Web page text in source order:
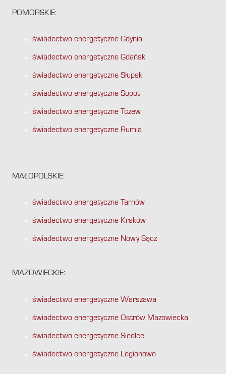
POMORSKIE:
świadectwo energetyczne Gdynia
świadectwo energetyczne Gdańsk
świadectwo energetyczne Słupsk
świadectwo energetyczne Sopot
świadectwo energetyczne Tczew
świadectwo energetyczne Rumia
MAŁOPOLSKIE:
świadectwo energetyczne Tarnów
świadectwo energetyczne Kraków
świadectwo energetyczne Nowy Sącz
MAZOWIECKIE:
świadectwo energetyczne Warszawa
świadectwo energetyczne Ostrów Mazowiecka
świadectwo energetyczne Siedlce
świadectwo energetyczne Legionowo